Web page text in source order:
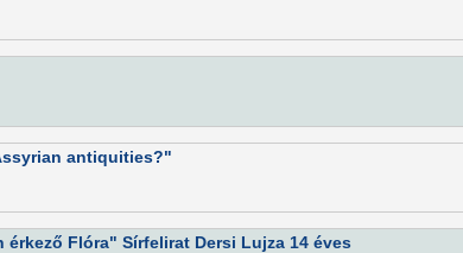
antiquities?"
Flóra" Sírfelirat Dersi Lujza 14 éves